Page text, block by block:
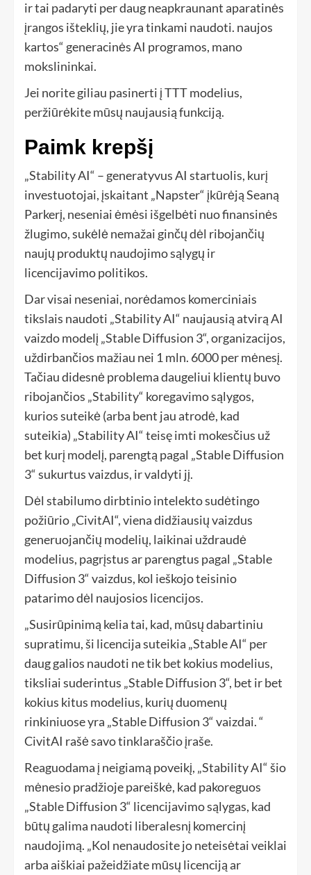
ir tai padaryti per daug neapkraunant aparatinės
įrangos išteklių, jie yra tinkami naudoti. naujos
kartos“ generacinės AI programos, mano
mokslininkai.
Jei norite giliau pasinerti į TTT modelius,
peržiūrėkite mūsų naujausią funkciją.
Paimk krepšį
„Stability AI“ – generatyvus AI startuolis, kurį
investuotojai, įskaitant „Napster“ įkūrėją Seaną
Parkerį, neseniai ėmėsi išgelbėti nuo finansinės
žlugimo, sukėlė nemažai ginčų dėl ribojančių
naujų produktų naudojimo sąlygų ir
licencijavimo politikos.
Dar visai neseniai, norėdamos komerciniais
tikslais naudoti „Stability AI“ naujausią atvirą AI
vaizdo modelį „Stable Diffusion 3“, organizacijos,
uždirbančios mažiau nei 1 mln. 6000 per mėnesį.
Tačiau didesnė problema daugeliui klientų buvo
ribojančios „Stability“ koregavimo sąlygos,
kurios suteikė (arba bent jau atrodė, kad
suteikia) „Stability AI“ teisę imti mokesčius už
bet kurį modelį, parengtą pagal „Stable Diffusion
3“ sukurtus vaizdus, ​​ir valdyti jį.
Dėl stabilumo dirbtinio intelekto sudėtingo
požiūrio „CivitAI“, viena didžiausių vaizdus
generuojančių modelių, laikinai uždraudė
modelius, pagrįstus ar parengtus pagal „Stable
Diffusion 3“ vaizdus, ​​kol ieškojo teisinio
patarimo dėl naujosios licencijos.
„Susirūpinimą kelia tai, kad, mūsų dabartiniu
supratimu, ši licencija suteikia „Stable AI“ per
daug galios naudoti ne tik bet kokius modelius,
tiksliai suderintus „Stable Diffusion 3“, bet ir bet
kokius kitus modelius, kurių duomenų
rinkiniuose yra „Stable Diffusion 3“ vaizdai. “
CivitAI rašė savo tinklaraščio įraše.
Reaguodama į neigiamą poveikį, „Stability AI“ šio
mėnesio pradžioje pareiškė, kad pakoreguos
„Stable Diffusion 3“ licencijavimo sąlygas, kad
būtų galima naudoti liberalesnį komercinį
naudojimą. „Kol nenaudosite jo neteisėtai veiklai
arba aiškiai pažeidžiate mūsų licenciją ar